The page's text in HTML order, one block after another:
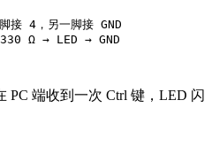
4，另一脚接 GND
Ω → LED → GND
PC 端收到一次 Ctrl 键，LED 闪